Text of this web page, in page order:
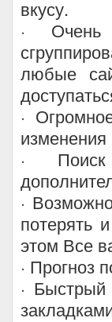
вкусу.
· Очень
любые
·
изменения
·
·
потерять
этом Все
· Прогноз
·